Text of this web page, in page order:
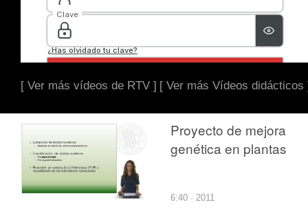
[ Ver más vídeos de RTV ] [ Ver más Vídeos didácticos
Proyecto de mejora
genética en plantas
6:40 · 2011